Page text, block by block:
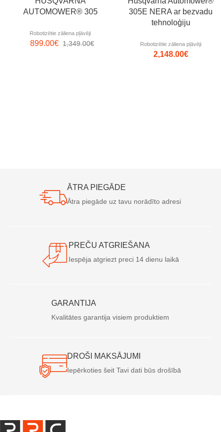
AUTOMOWER® 305
Robotizētie zāliena pļāvēji
1,349.00€
899.00€
305E NERA ar bezvadu
tehnoloģiju
Robotizētie zāliena pļāvēji
2,148.00€
ĀTRA PIEGĀDE
Ātra piegāde uz tavu norādīto adresi
PREČU ATGRIEŠANA
Iespēja atgriezt preci 14 dienu laikā
GARANTIJA
Kvalitātes garantija visiem produktiem
DROŠI MAKSĀJUMI
Iepērkoties šeit Tavi dati būs drošībā